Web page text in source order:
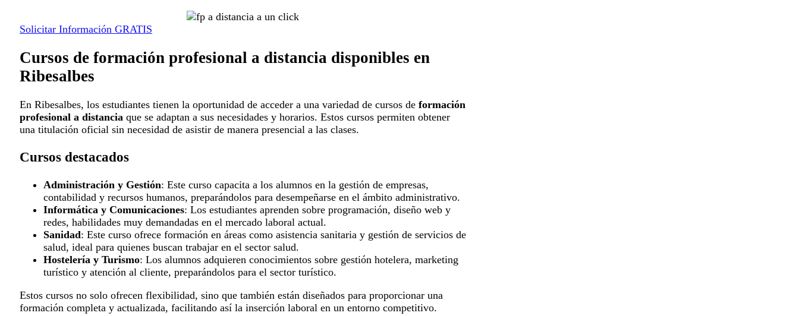
Solicitar Información GRATIS
Cursos de formación profesional a distancia disponibles en
Ribesalbes
En Ribesalbes, los estudiantes tienen la oportunidad de acceder a una variedad de cursos de formación
profesional a distancia que se adaptan a sus necesidades y horarios. Estos cursos permiten obtener
una titulación oficial sin necesidad de asistir de manera presencial a las clases.
Cursos destacados
Administración y Gestión: Este curso capacita a los alumnos en la gestión de empresas,
contabilidad y recursos humanos, preparándolos para desempeñarse en el ámbito administrativo.
Informática y Comunicaciones: Los estudiantes aprenden sobre programación, diseño web y
redes, habilidades muy demandadas en el mercado laboral actual.
Sanidad: Este curso ofrece formación en áreas como asistencia sanitaria y gestión de servicios de
salud, ideal para quienes buscan trabajar en el sector salud.
Hostelería y Turismo: Los alumnos adquieren conocimientos sobre gestión hotelera, marketing
turístico y atención al cliente, preparándolos para el sector turístico.
Estos cursos no solo ofrecen flexibilidad, sino que también están diseñados para proporcionar una
formación completa y actualizada, facilitando así la inserción laboral en un entorno competitivo.